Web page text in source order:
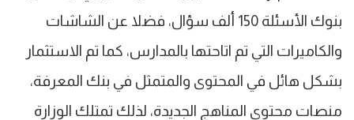
بنوك الأسئلة 150 ألف سؤال، فضلا عن الشاشات
والكاميرات التي تم اتاحتها بالمدارس، كما تم الاستثمار
بشكل هائل في المحتوى والمتمثل في بنك المعرفة،
منصات محتوى المناهج الجديدة، لذلك تمتلك الوزارة